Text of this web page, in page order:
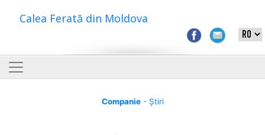
Calea Ferată din Moldova
Companie- Știri